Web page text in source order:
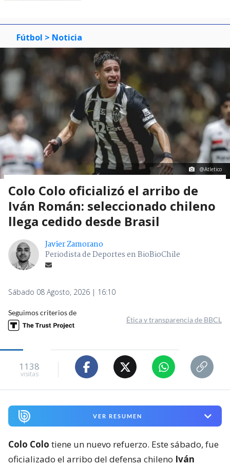
Fútbol > Noticia
@Atletico
Colo Colo oficializó el arribo de
Iván Román: seleccionado chileno
llega cedido desde Brasil
Javier Zamorano
Periodista de Deportes en BioBioChile
Sábado 08 Agosto, 2026 | 16:10
Seguimos criterios de
Ética y transparencia de BBCL
1138
visitas
VER RESUMEN
Colo Colo tiene un nuevo refuerzo. Este sábado, fue
oficializado el arribo del defensa chileno Iván